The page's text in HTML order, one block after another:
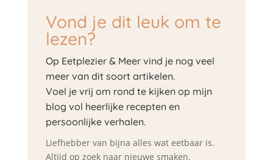
Vond je dit leuk om te
lezen?
Op Eetplezier & Meer vind je nog veel
meer van dit soort artikelen.
Voel je vrij om rond te kijken op mijn
blog vol heerlijke recepten en
persoonlijke verhalen.
Liefhebber van bijna alles wat eetbaar is.
Altijd op zoek naar nieuwe smaken.